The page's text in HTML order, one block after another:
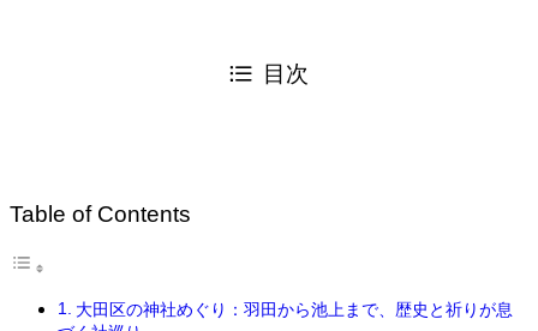
目次
Table of Contents
大田区の神社めぐり：羽田から池上まで、歴史と祈りが息